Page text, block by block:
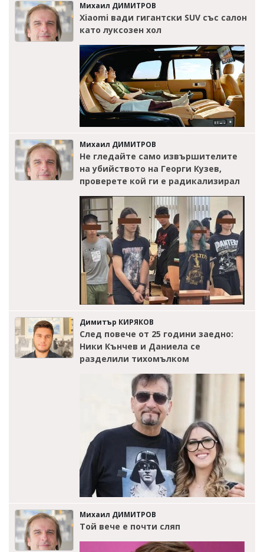
Михаил ДИМИТРОВ
Xiaomi вади гигантски SUV със салон
като луксозен хол
Михаил ДИМИТРОВ
Не гледайте само извършителите
на убийството на Георги Кузев,
проверете кой ги е радикализирал
Димитър КИРЯКОВ
След повече от 25 години заедно:
Ники Кънчев и Даниела се
разделили тихомълком
Михаил ДИМИТРОВ
Той вече е почти сляп